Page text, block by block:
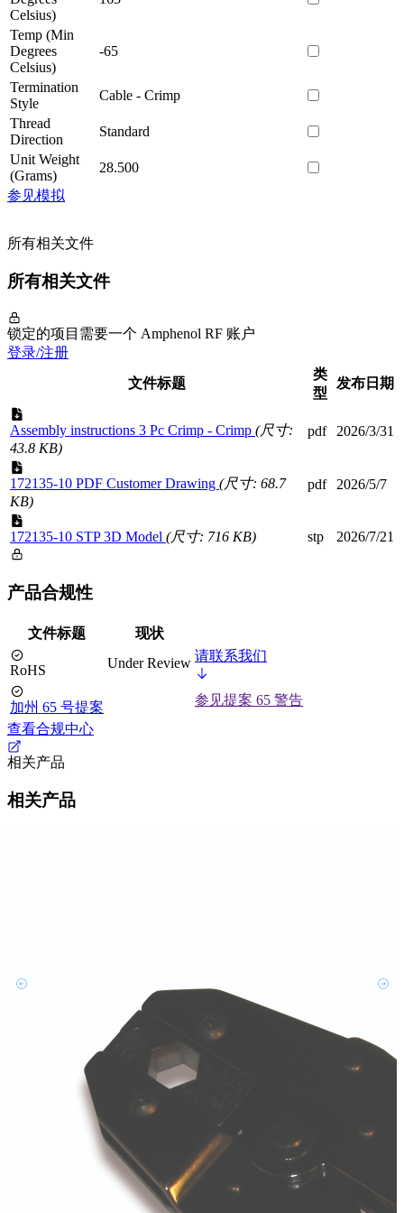
Celsius)
Temp (Min
Degrees
Celsius)
-65
Termination
Style
Cable - Crimp
Thread
Direction
Standard
Unit Weight
(Grams)
28.500
参见模拟
所有相关文件
所有相关文件
锁定的项目需要一个 Amphenol RF 账户
登录/注册
文件标题
类
型
发布日期
Assembly instructions 3 Pc Crimp - Crimp (尺寸:
43.8 KB)
pdf 2026/3/31
172135-10 PDF Customer Drawing (尺寸: 68.7
KB)
pdf 2026/5/7
172135-10 STP 3D Model (尺寸: 716 KB) stp 2026/7/21
产品合规性
文件标题 现状
RoHS Under Review 请联系我们
加州 65 号提案
参见提案 65 警告
查看合规中心
相关产品
相关产品